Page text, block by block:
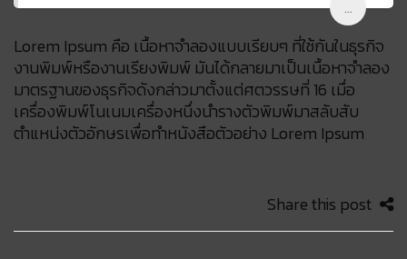
...
Lorem Ipsum คือ เนื้อหาจำลองแบบเรียบๆ ที่ใช้กันในธุรกิจ
งานพิมพ์หรืองานเรียงพิมพ์ มันได้กลายมาเป็นเนื้อหาจำลอง
มาตรฐานของธุรกิจดังกล่าวมาตั้งแต่ศตวรรษที่ 16 เมื่อ
เครื่องพิมพ์โนเนมเครื่องหนึ่งนำรางตัวพิมพ์มาสลับสับ
ตำแหน่งตัวอักษรเพื่อทำหนังสือตัวอย่าง Lorem Ipsum
Share this post